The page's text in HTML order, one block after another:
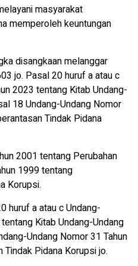
masyarakat
memperoleh keuntungan
disangkaan melanggar
jo. Pasal 20 huruf a atau c
2023 tentang Kitab Undang-
18 Undang-Undang Nomor
Tindak Pidana
2001 tentang Perubahan
1999 tentang
Korupsi.
huruf a atau c Undang-
Kitab Undang-Undang
Undang Nomor 31 Tahun
Pidana Korupsi jo.